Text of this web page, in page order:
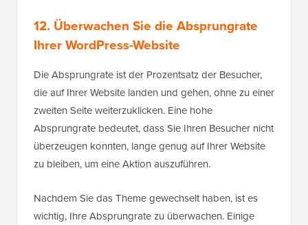
12. Überwachen Sie die Absprungrate
Ihrer WordPress-Website
Die Absprungrate ist der Prozentsatz der Besucher,
die auf Ihrer Website landen und gehen, ohne zu einer
zweiten Seite weiterzuklicken. Eine hohe
Absprungrate bedeutet, dass Sie Ihren Besucher nicht
überzeugen konnten, lange genug auf Ihrer Website
zu bleiben, um eine Aktion auszuführen.
Nachdem Sie das Theme gewechselt haben, ist es
wichtig, Ihre Absprungrate zu überwachen. Einige